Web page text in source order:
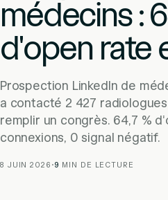
médecins :
d'open rate
Prospection LinkedIn de
a contacté 2 427
remplir un congrès. 64,7 %
connexions, 0 signal négatif.
8 JUIN 2026 ·9 MIN DE LECTURE